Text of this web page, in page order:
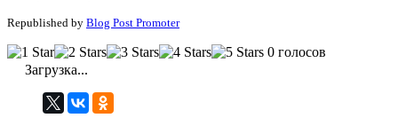
Republished by Blog Post Promoter
0 голосов
Загрузка...